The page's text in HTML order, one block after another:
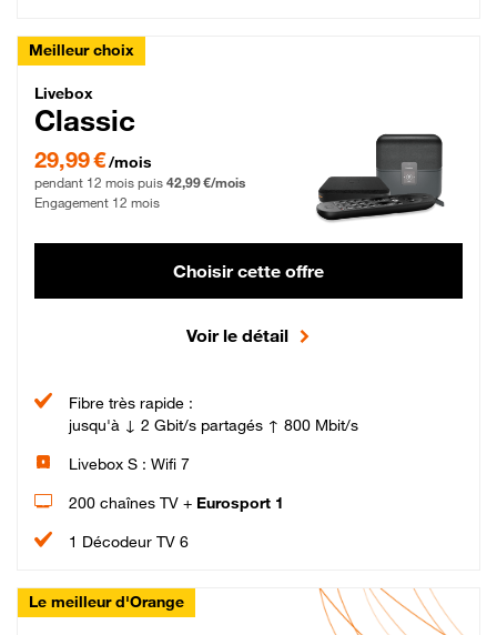
Meilleur choix
Livebox Classic Fibre
Livebox
Classic
29,99 € par mois pendant 12 mois puis 42,99 € par mois, Engagement 12 mois
29,99 €/mois
pendant 12 mois puis 42,99 €/mois
Engagement 12 mois
Choisir cette offre
Voir le détail
Fibre très rapide :
jusqu'à ↓ 2 Gbit/s partagés ↑ 800 Mbit/s
Livebox S : Wifi 7
200 chaînes TV + Eurosport 1
1 Décodeur TV 6
Le meilleur d'Orange